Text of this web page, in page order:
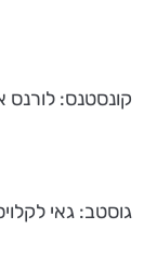
קונסטנס: לורנס
גוסטב: גאי